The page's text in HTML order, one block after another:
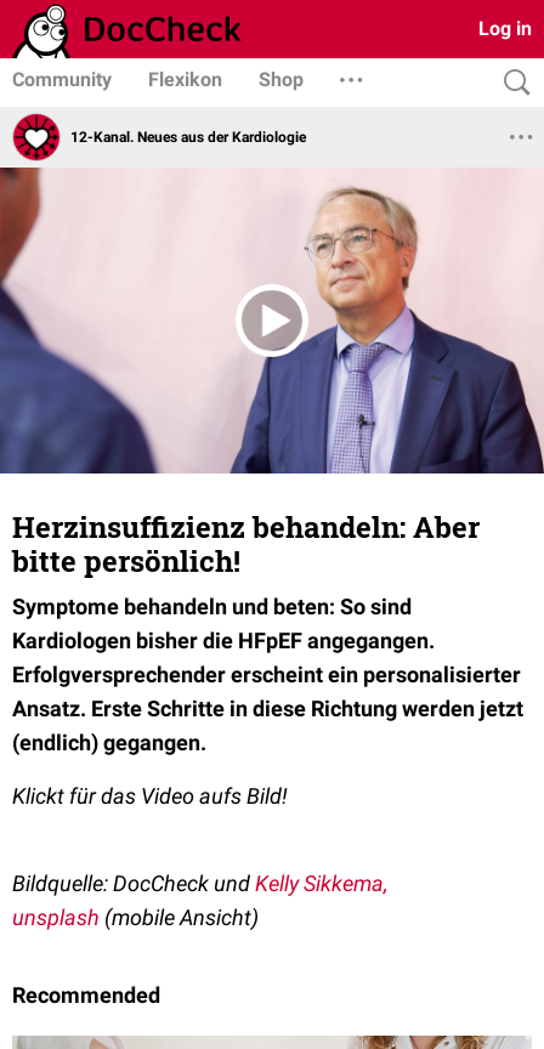
Log in
Community Flexikon Shop
12-Kanal. Neues aus der Kardiologie
Herzinsuffizienz behandeln: Aber
bitte persönlich!
Symptome behandeln und beten: So sind
Kardiologen bisher die HFpEF angegangen.
Erfolgversprechender erscheint ein personalisierter
Ansatz. Erste Schritte in diese Richtung werden jetzt
(endlich) gegangen.
Klickt für das Video aufs Bild!
Bildquelle: DocCheck undKelly Sikkema,
unsplash (mobile Ansicht)
Recommended